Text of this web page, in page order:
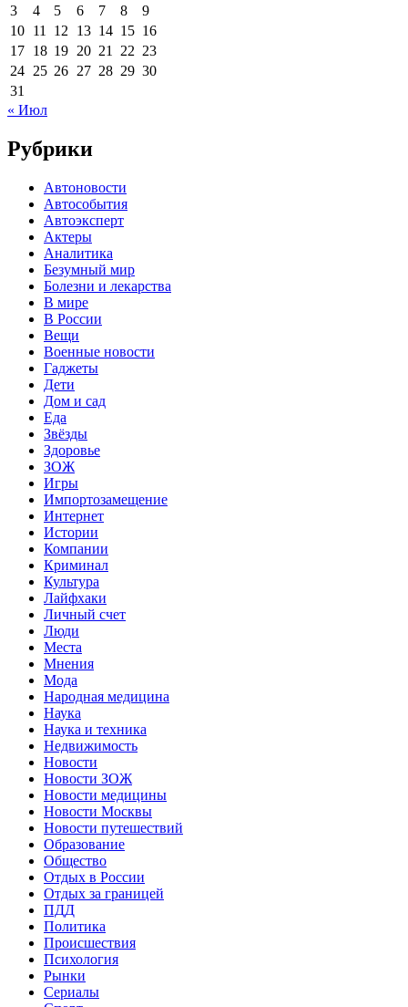
3
4 5 6 7 8
9
10 11 12 13 14 15 16
17 18 19 20 21 22 23
24 25 26 27 28 29 30
31
« Июл
Рубрики
Автоновости
Автособытия
Автоэксперт
Актеры
Аналитика
Безумный мир
Болезни и лекарства
В мире
В России
Вещи
Военные новости
Гаджеты
Дети
Дом и сад
Еда
Звёзды
Здоровье
ЗОЖ
Игры
Импортозамещение
Интернет
Истории
Компании
Криминал
Культура
Лайфхаки
Личный счет
Люди
Места
Мнения
Мода
Народная медицина
Наука
Наука и техника
Недвижимость
Новости
Новости ЗОЖ
Новости медицины
Новости Москвы
Новости путешествий
Образование
Общество
Отдых в России
Отдых за границей
ПДД
Политика
Происшествия
Психология
Рынки
Сериалы